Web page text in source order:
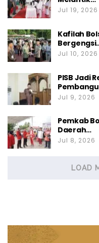
Jul 19, 2026
Kafilah
Jul 10, 2026
PISB Jadi
Jul 9, 2026
Pemkab
Daerah…
Jul 8, 2026
LOAD